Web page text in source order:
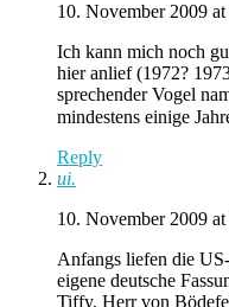
10. November 2009
Ich kann mich noch
hier anlief (1972?
sprechender Vogel
mindestens einige
Reply
ui.
10. November 2009
Anfangs liefen die
eigene deutsche
Tiffy, Herr von